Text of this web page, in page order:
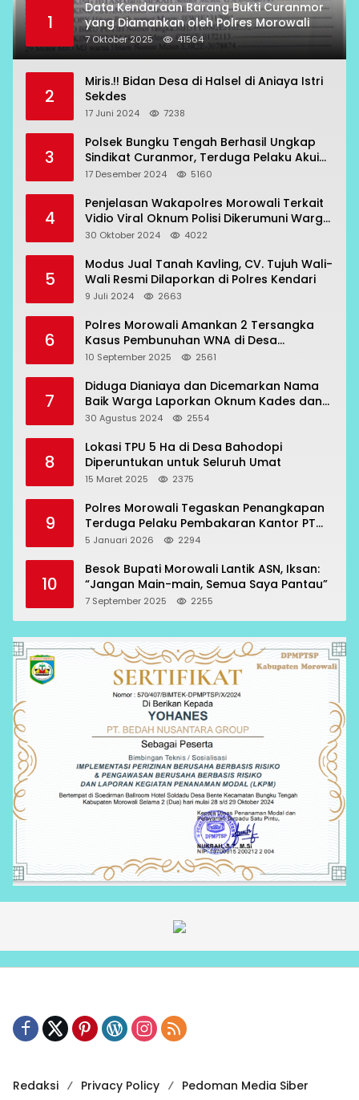
1
Data Kendaraan Barang Bukti Curanmor
yang Diamankan oleh Polres Morowali
7 Oktober 2025 41564
2
Miris.!! Bidan Desa di Halsel di Aniaya Istri
Sekdes
17 Juni 2024 7238
3
Polsek Bungku Tengah Berhasil Ungkap
Sindikat Curanmor, Terduga Pelaku Akui
Beraksi di 7 Lokasi
17 Desember 2024 5160
4
Penjelasan Wakapolres Morowali Terkait
Vidio Viral Oknum Polisi Dikerumuni Warga
Bahodopi
30 Oktober 2024 4022
5
Modus Jual Tanah Kavling, CV. Tujuh Wali-
Wali Resmi Dilaporkan di Polres Kendari
9 Juli 2024 2663
6
Polres Morowali Amankan 2 Tersangka
Kasus Pembunuhan WNA di Desa
Topogaro
10 September 2025 2561
7
Diduga Dianiaya dan Dicemarkan Nama
Baik Warga Laporkan Oknum Kades dan
Oknum Polisi
30 Agustus 2024 2554
8
Lokasi TPU 5 Ha di Desa Bahodopi
Diperuntukan untuk Seluruh Umat
15 Maret 2025 2375
9
Polres Morowali Tegaskan Penangkapan
Terduga Pelaku Pembakaran Kantor PT
RCP Sesuai Prosedur
5 Januari 2026 2294
10
Besok Bupati Morowali Lantik ASN, Iksan:
“Jangan Main-main, Semua Saya Pantau”
7 September 2025 2255
Redaksi Privacy Policy Pedoman Media Siber